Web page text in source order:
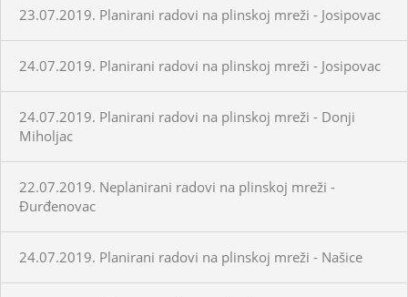
23.07.2019. Planirani radovi na plinskoj mreži - Josipovac
24.07.2019. Planirani radovi na plinskoj mreži - Josipovac
24.07.2019. Planirani radovi na plinskoj mreži - Donji
Miholjac
22.07.2019. Neplanirani radovi na plinskoj mreži -
Đurđenovac
24.07.2019. Planirani radovi na plinskoj mreži - Našice